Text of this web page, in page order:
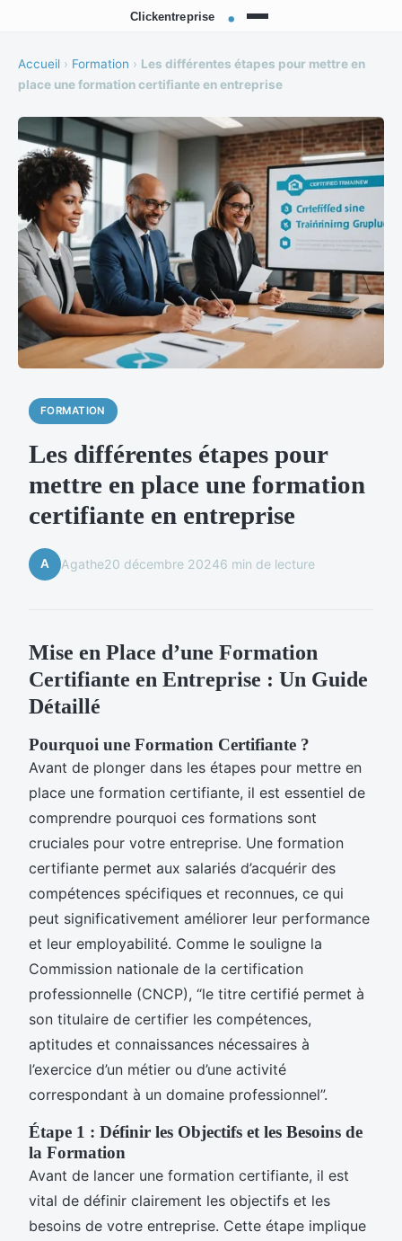
Accueil › Formation › Les différentes étapes pour mettre en
place une formation certifiante en entreprise
FORMATION
Les différentes étapes pour
mettre en place une formation
certifiante en entreprise
A Agathe20 décembre 20246 min de lecture
Mise en Place d’une Formation
Certifiante en Entreprise : Un Guide
Détaillé
Pourquoi une Formation Certifiante ?
Avant de plonger dans les étapes pour mettre en
place une formation certifiante, il est essentiel de
comprendre pourquoi ces formations sont
cruciales pour votre entreprise. Une formation
certifiante permet aux salariés d’acquérir des
compétences spécifiques et reconnues, ce qui
peut significativement améliorer leur performance
et leur employabilité. Comme le souligne la
Commission nationale de la certification
professionnelle (CNCP), “le titre certifié permet à
son titulaire de certifier les compétences,
aptitudes et connaissances nécessaires à
l’exercice d’un métier ou d’une activité
correspondant à un domaine professionnel”.
Étape 1 : Définir les Objectifs et les Besoins de
la Formation
Avant de lancer une formation certifiante, il est
vital de définir clairement les objectifs et les
besoins de votre entreprise. Cette étape implique